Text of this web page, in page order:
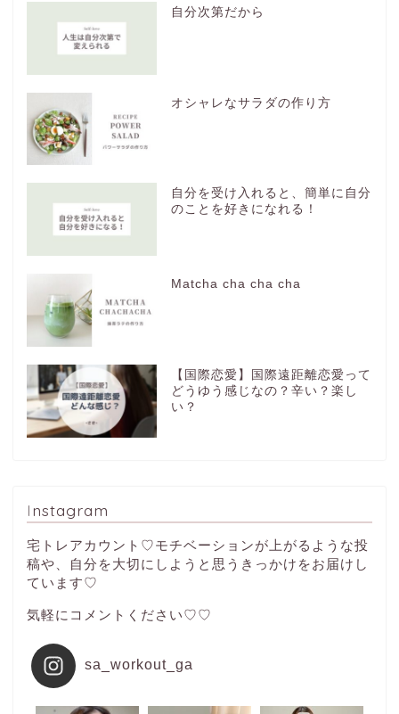
自分次第だから
オシャレなサラダの作り方
自分を受け入れると、簡単に自分
のことを好きになれる！
Matcha cha cha cha
【国際恋愛】国際遠距離恋愛って
どうゆう感じなの？辛い？楽し
い？
Instagram
宅トレアカウント♡モチベーションが上がるような投
稿や、自分を大切にしようと思うきっかけをお届けし
ています♡
気軽にコメントください♡♡
sa_workout_ga